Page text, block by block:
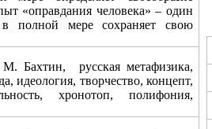
«оправдания человека» – один
мере сохраняет свою
Бахтин,
русская метафизика,
идеология, творчество, концепт,
хронотоп, полифония,